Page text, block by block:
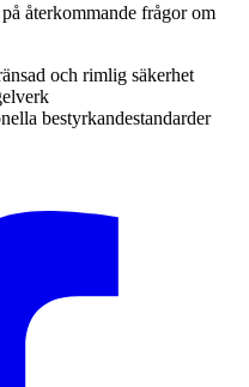
återkommande frågor om
och rimlig säkerhet
bestyrkandestandarder